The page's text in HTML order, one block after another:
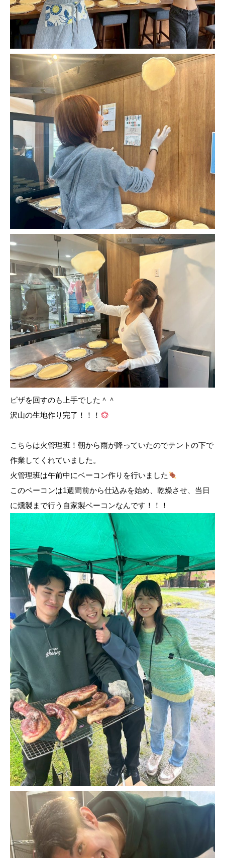
ピザを回すのも上手でした＾＾
沢山の生地作り完了！！！
こちらは火管理班！朝から雨が降っていたのでテントの下で
作業してくれていました。
火管理班は午前中にベーコン作りを行いました
このベーコンは1週間前から仕込みを始め、乾燥させ、当日
に燻製まで行う自家製ベーコンなんです！！！